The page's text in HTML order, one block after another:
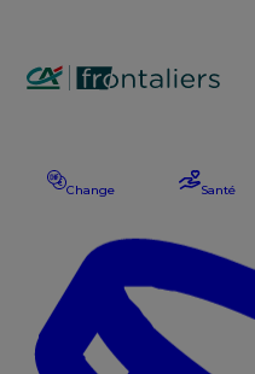
Change Santé